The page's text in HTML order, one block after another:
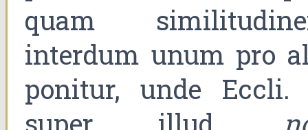
quam
interdum unum pro
ponitur, unde Eccli.